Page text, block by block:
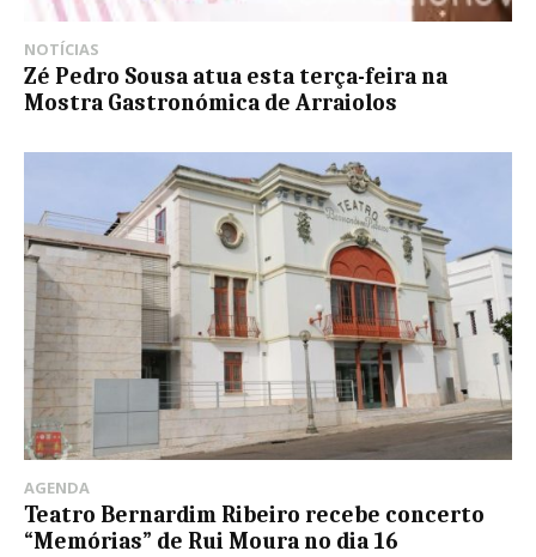
NOTÍCIAS
Zé Pedro Sousa atua esta terça-feira na
Mostra Gastronómica de Arraiolos
AGENDA
Teatro Bernardim Ribeiro recebe concerto
“Memórias” de Rui Moura no dia 16